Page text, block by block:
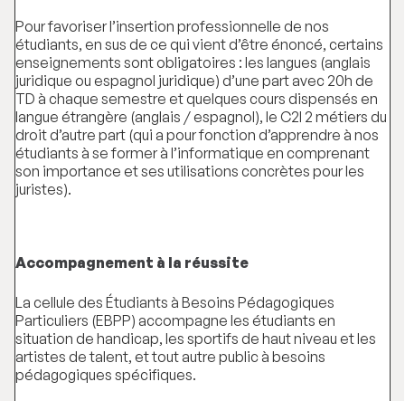
Pour favoriser l’insertion professionnelle de nos
étudiants, en sus de ce qui vient d’être énoncé, certains
enseignements sont obligatoires : les langues (anglais
juridique ou espagnol juridique) d’une part avec 20h de
TD à chaque semestre et quelques cours dispensés en
langue étrangère (anglais / espagnol), le C2I 2 métiers du
droit d’autre part (qui a pour fonction d’apprendre à nos
étudiants à se former à l’informatique en comprenant
son importance et ses utilisations concrètes pour les
juristes).
Accompagnement à la réussite
La cellule des Étudiants à Besoins Pédagogiques
Particuliers (EBPP) accompagne les étudiants en
situation de handicap, les sportifs de haut niveau et les
artistes de talent, et tout autre public à besoins
pédagogiques spécifiques.